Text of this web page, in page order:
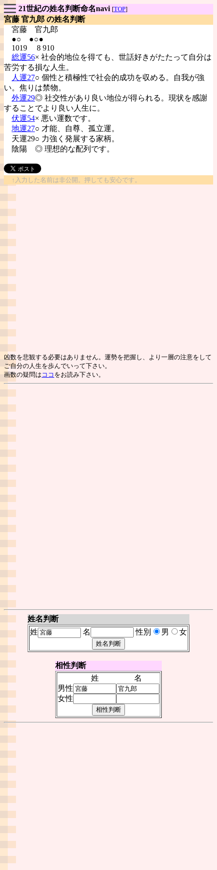
21世紀の姓名判断命名navi [TOP]
宮藤 官九郎 の姓名判断
宮藤 官九郎
●○ ●○●
1019 8 910
総運56× 社会的地位を得ても、世話好きがたたって自分は
苦労する損な人生。
人運27○ 個性と積極性で社会的成功を収める。自我が強
い。焦りは禁物。
外運29◎ 社交性があり良い地位が得られる。現状を感謝
することでより良い人生に。
伏運54× 悪い運数です。
地運27○ 才能、自尊、孤立運。
天運29○ 力強く発展する家柄。
陰陽 ◎ 理想的な配列です。
↑入力した名前は非公開。押しても安心です。
凶数を悲観する必要はありません。運勢を把握し、より一層の注意をして
ご自分の人生を歩んでいって下さい。
画数の疑問は ココ をお読み下さい。
姓名判断
姓
名 性別 男 女
相性判断
姓
名
男性
女性